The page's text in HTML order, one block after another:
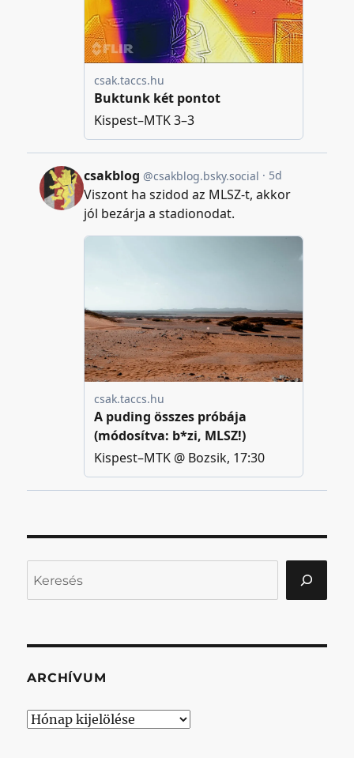
ARCHÍVUM
Archívum